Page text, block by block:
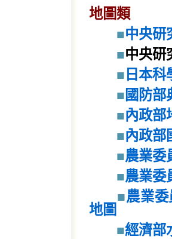
地圖類
■中央研
■中央研
■ 日本
■國防部
■內政部
■內政部
■農業委
■農業委
■農業
地圖
■經濟部